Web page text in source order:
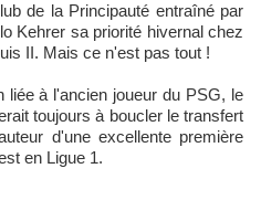
de la Principauté entraîné par
Kehrer sa priorité hivernal chez
II. Mais ce n'est pas tout !
liée à l'ancien joueur du PSG, le
toujours à boucler le transfert
d'une excellente première
en Ligue 1.